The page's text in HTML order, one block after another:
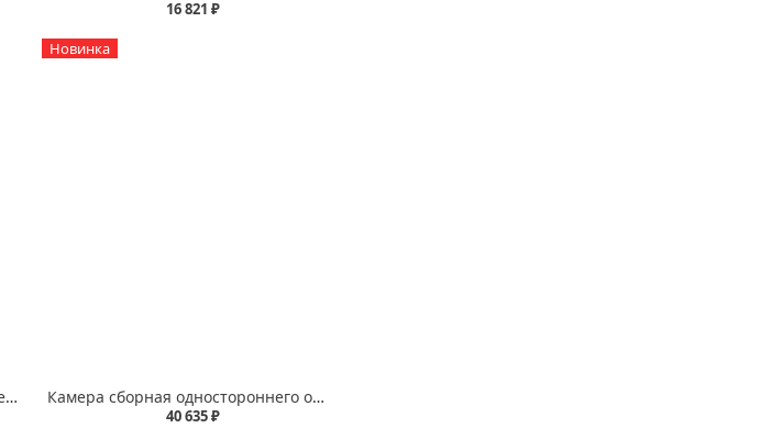
16 821 ₽
Система автоматического ввода резерва трехфазная
Новинка
Камера сборная одностороннего обслуживания КСО-366
40 635 ₽